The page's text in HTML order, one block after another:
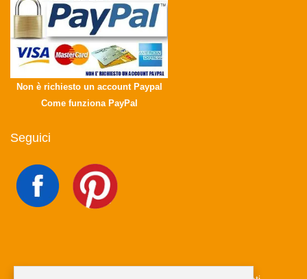
Non è richiesto un account Paypal
Come funziona PayPal
Seguici